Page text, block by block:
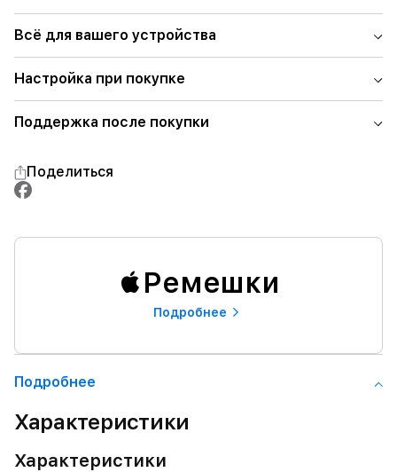
Всё для вашего устройства
Настройка при покупке
Поддержка после покупки
Поделиться
Ремешки
Подробнее
Подробнее
Характеристики
Характеристики